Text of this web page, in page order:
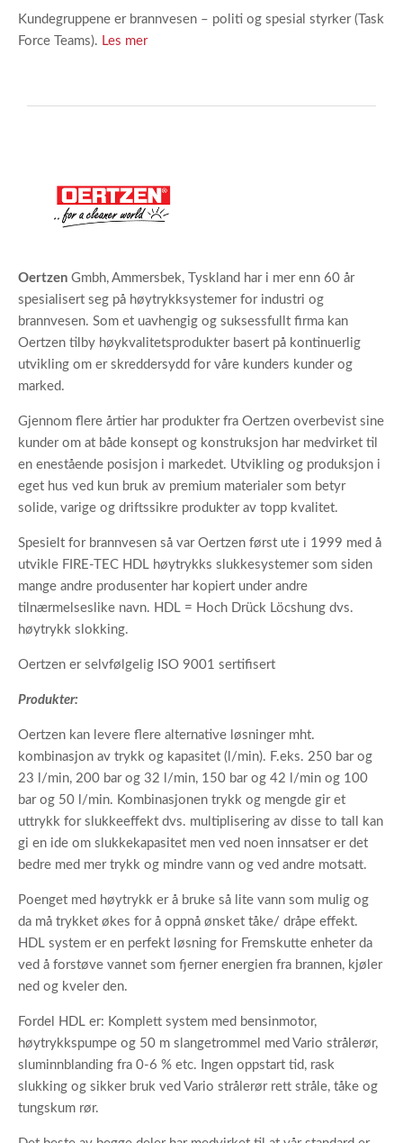
Kundegruppene er brannvesen – politi og spesial styrker (Task
Force Teams). Les mer
Oertzen Gmbh, Ammersbek, Tyskland har i mer enn 60 år
spesialisert seg på høytrykksystemer for industri og
brannvesen. Som et uavhengig og suksessfullt firma kan
Oertzen tilby høykvalitetsprodukter basert på kontinuerlig
utvikling om er skreddersydd for våre kunders kunder og
marked.
Gjennom flere årtier har produkter fra Oertzen overbevist sine
kunder om at både konsept og konstruksjon har medvirket til
en enestående posisjon i markedet. Utvikling og produksjon i
eget hus ved kun bruk av premium materialer som betyr
solide, varige og driftssikre produkter av topp kvalitet.
Spesielt for brannvesen så var Oertzen først ute i 1999 med å
utvikle FIRE-TEC HDL høytrykks slukkesystemer som siden
mange andre produsenter har kopiert under andre
tilnærmelseslike navn. HDL = Hoch Drück Löcshung dvs.
høytrykk slokking.
Oertzen er selvfølgelig ISO 9001 sertifisert
Produkter:
Oertzen kan levere flere alternative løsninger mht.
kombinasjon av trykk og kapasitet (l/min). F.eks. 250 bar og
23 l/min, 200 bar og 32 l/min, 150 bar og 42 l/min og 100
bar og 50 l/min. Kombinasjonen trykk og mengde gir et
uttrykk for slukkeeffekt dvs. multiplisering av disse to tall kan
gi en ide om slukkekapasitet men ved noen innsatser er det
bedre med mer trykk og mindre vann og ved andre motsatt.
Poenget med høytrykk er å bruke så lite vann som mulig og
da må trykket økes for å oppnå ønsket tåke/ dråpe effekt.
HDL system er en perfekt løsning for Fremskutte enheter da
ved å forstøve vannet som fjerner energien fra brannen, kjøler
ned og kveler den.
Fordel HDL er: Komplett system med bensinmotor,
høytrykkspumpe og 50 m slangetrommel med Vario strålerør,
sluminnblanding fra 0-6 % etc. Ingen oppstart tid, rask
slukking og sikker bruk ved Vario strålerør rett stråle, tåke og
tungskum rør.